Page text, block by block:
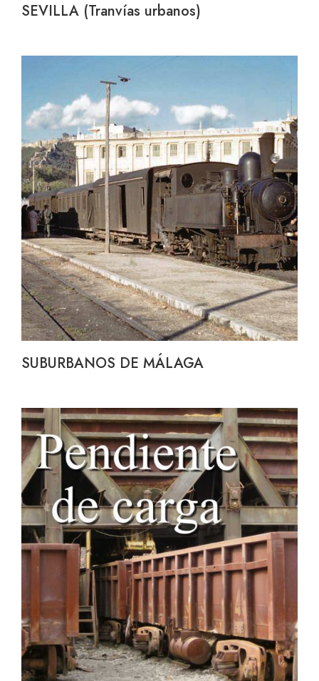
SEVILLA (Tranvías urbanos)
SUBURBANOS DE MÁLAGA